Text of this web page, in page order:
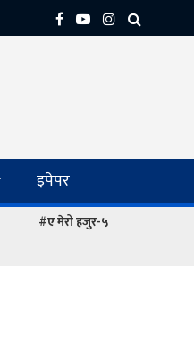
इपेपर
#ए मेरो हजुर-५